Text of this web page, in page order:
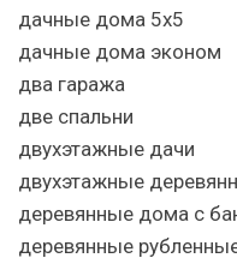
дачные дома 5х5
дачные дома эконом
два гаража
две спальни
двухэтажные дачи
двухэтажные
деревянные дома с
деревянные